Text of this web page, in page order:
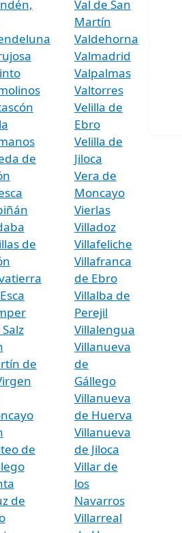
de
de
de
de
de
Val de San
Martín
Valdehorna
Valmadrid
Valpalmas
Valtorres
Velilla de
Ebro
Velilla de
Jiloca
Vera de
Moncayo
Vierlas
Villadoz
Villafeliche
Villafranca
de Ebro
Villalba de
Perejil
Villalengua
Villanueva
de
Gállego
Villanueva
de Huerva
Villanueva
de Jiloca
Villar de
los
Navarros
Villarreal